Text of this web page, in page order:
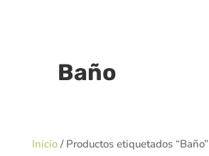
Baño
Inicio/ Productos etiquetados “Baño”